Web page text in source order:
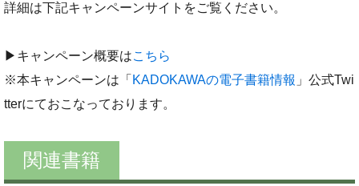
詳細は下記キャンペーンサイトをご覧ください。
▶キャンペーン概要はこちら
※本キャンペーンは「 KADOKAWAの電子書籍情報 」公式Twi
tterにておこなっております。
関連書籍